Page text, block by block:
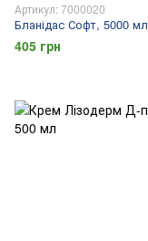
Артикул: 7000020
Бланідас Софт, 5000 мл
405 грн